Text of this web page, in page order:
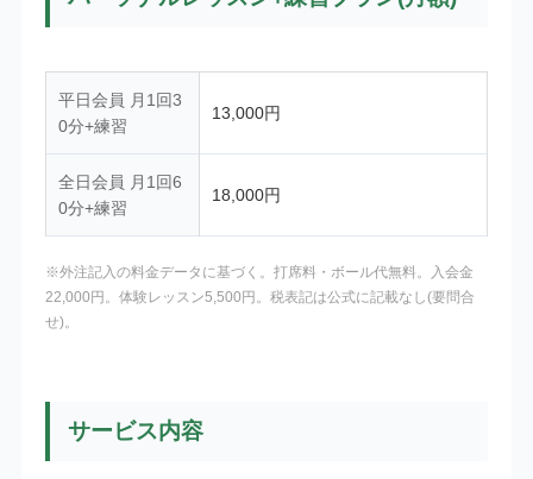
平日会員 月1回3
0分+練習
13,000円
全日会員 月1回6
0分+練習
18,000円
※外注記入の料金データに基づく。打席料・ボール代無料。入会金
22,000円。体験レッスン5,500円。税表記は公式に記載なし(要問合
せ)。
サービス内容